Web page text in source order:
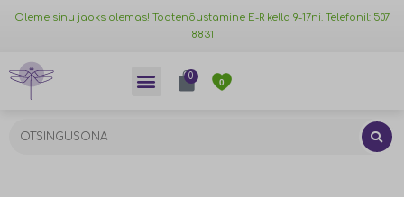
Oleme sinu jaoks olemas! Tootenõustamine E-R kella 9-17ni. Telefonil: 507
8831
0
0